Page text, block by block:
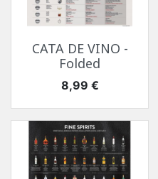
CATA DE VINO -
Folded
Precio
8,99 €